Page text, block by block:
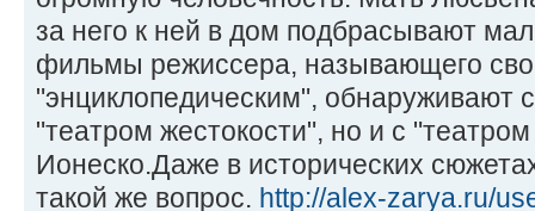
за него к ней в дом подбрасывают
фильмы режиссера, называющего
"энциклопедическим", обнаруживают
"театром жестокости", но и с
Ионеско.Даже в исторических
такой же вопрос. http://alex-zarya.ru/